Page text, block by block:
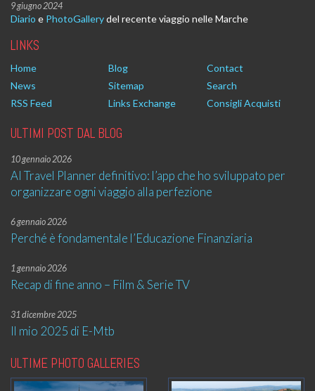
9 giugno 2024
Diario e PhotoGallerydel recente viaggio nelle Marche
LINKS
Home Blog
Contact
News
Sitemap
Search
RSS Feed
Links Exchange Consigli Acquisti
ULTIMI POST DAL BLOG
10 gennaio 2026
AI Travel Planner definitivo: l’app che ho sviluppato per
organizzare ogni viaggio alla perfezione
6 gennaio 2026
Perché è fondamentale l’Educazione Finanziaria
1 gennaio 2026
Recap di fine anno – Film & Serie TV
31 dicembre 2025
Il mio 2025 di E-Mtb
ULTIME PHOTO GALLERIES